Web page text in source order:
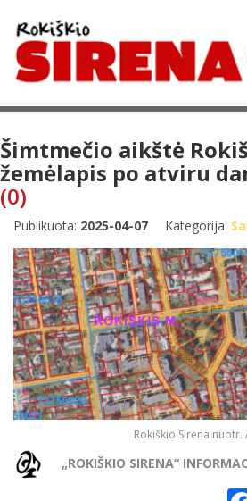
Šimtmečio aikštė
žemėlapis po atviru
(0)
Publikuota: 2025-04-07 Kategorija:
Rokiškio Sirena
„ROKIŠKIO SIRENA“